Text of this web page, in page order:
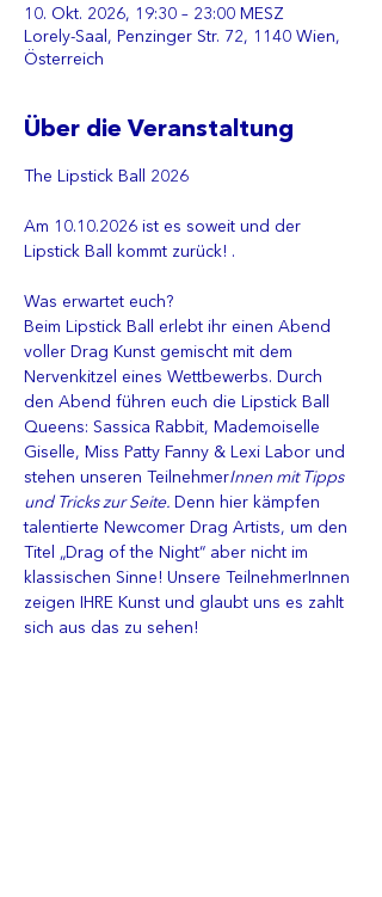
10. Okt. 2026, 19:30 – 23:00 MESZ
Lorely-Saal, Penzinger Str. 72, 1140 Wien,
Österreich
Über die Veranstaltung
The Lipstick Ball 2026
Am 10.10.2026 ist es soweit und der
Lipstick Ball kommt zurück! .
Was erwartet euch?
Beim Lipstick Ball erlebt ihr einen Abend
voller Drag Kunst gemischt mit dem
Nervenkitzel eines Wettbewerbs. Durch
den Abend führen euch die Lipstick Ball
Queens: Sassica Rabbit, Mademoiselle
Giselle, Miss Patty Fanny & Lexi Labor und
stehen unseren TeilnehmerInnen mit Tipps
und Tricks zur Seite. Denn hier kämpfen
talentierte Newcomer Drag Artists, um den
Titel „Drag of the Night“ aber nicht im
klassischen Sinne! Unsere TeilnehmerInnen
zeigen IHRE Kunst und glaubt uns es zahlt
sich aus das zu sehen!